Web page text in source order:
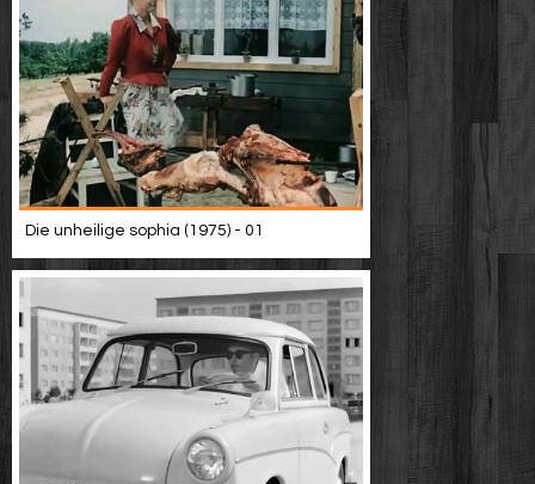
Die unheilige sophia (1975) - 01